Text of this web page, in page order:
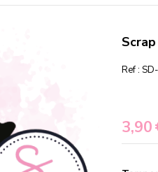
Ref :
3,90